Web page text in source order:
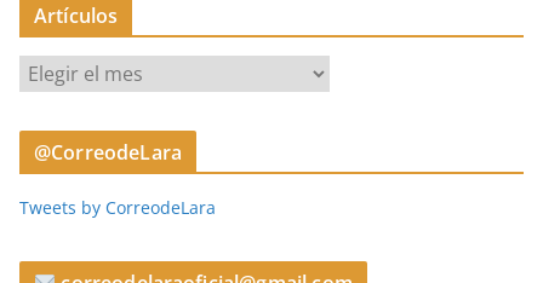
Artículos
r
t
u
@CorreodeLara
Tweets by CorreodeLara